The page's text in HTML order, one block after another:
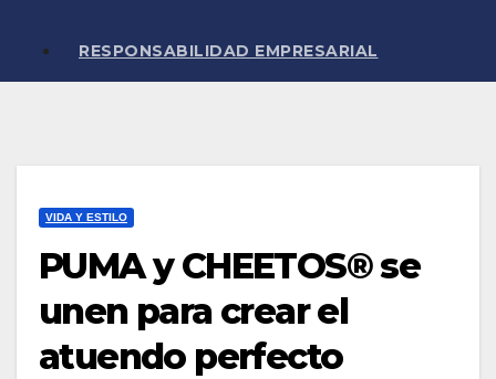
RESPONSABILIDAD EMPRESARIAL
VIDA Y ESTILO
PUMA y CHEETOS® se
unen para crear el
atuendo perfecto